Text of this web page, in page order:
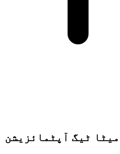
میٹا ٹیگ آپٹمائزیشن